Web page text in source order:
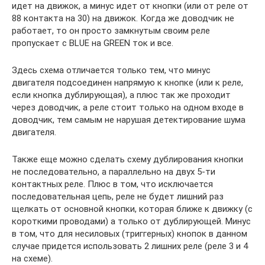
идет на движок, а минус идет от кнопки (или от реле от
88 контакта на 30) на движок. Когда же доводчик не
работает, то он просто замкнутым своим реле
пропускает с BLUE на GREEN ток и все.
Здесь схема отличается только тем, что минус
двигателя подсоединен напрямую к кнопке (или к реле,
если кнопка дублирующая), а плюс так же проходит
через доводчик, а реле стоит только на одном входе в
доводчик, тем самым не нарушая детектирование шума
двигателя.
Также еще можно сделать схему дублирования кнопки
не последовательно, а параллельно на двух 5-ти
контактных реле. Плюс в том, что исключается
последовательная цепь, реле не будет лишний раз
щелкать от основной кнопки, которая ближе к движку (с
короткими проводами) а только от дублирующей. Минус
в том, что для несиловых (триггерных) кнопок в данном
случае придется использовать 2 лишних реле (реле 3 и 4
на схеме).